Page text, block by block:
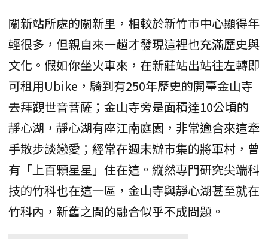
關新站所處的關新里，相較於新竹市中心顯得年
輕很多，但親自來一趟才發現這裡也充滿歷史與
文化。假如你坐火車來，在新莊站出站往左轉即
可租用Ubike，騎到有250年歷史的開臺金山寺
去拜觀世音菩薩；金山寺旁是面積達10公頃的
靜心湖，靜心湖有座江南庭園，非常適合來這牽
手散步談戀愛；經常在週末辦市集的將軍村，曾
有「上百顆星星」住在這。縱然專門研究尖端科
技的竹科也在這一區，金山寺與靜心湖甚至就在
竹科內，新舊之間的融合似乎不成問題。